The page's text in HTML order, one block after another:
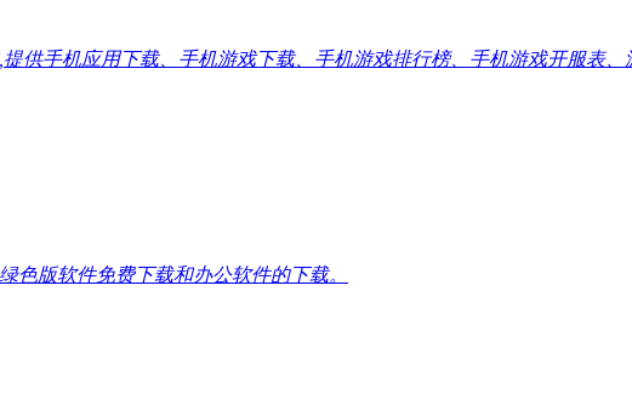
供手机应用下载、手机游戏下载、手机游戏排行榜、手机游戏开服表
色版软件免费下载和办公软件的下载。